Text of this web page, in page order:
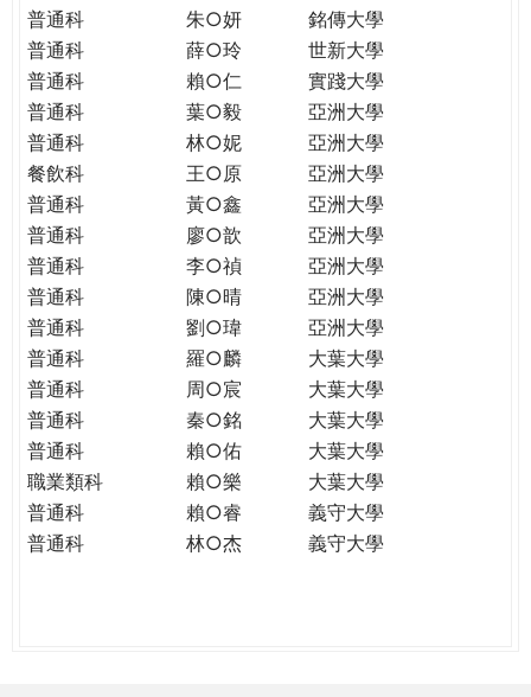
普通科
朱○妍
銘傳大學
普通科
薛○玲
世新大學
普通科
賴○仁
實踐大學
普通科
葉○毅
亞洲大學
普通科
林○妮
亞洲大學
餐飲科
王○原
亞洲大學
普通科
黃○鑫
亞洲大學
普通科
廖○歆
亞洲大學
普通科
李○禎
亞洲大學
普通科
陳○晴
亞洲大學
普通科
劉○瑋
亞洲大學
普通科
羅○麟
大葉大學
普通科
周○宸
大葉大學
普通科
秦○銘
大葉大學
普通科
賴○佑
大葉大學
職業類科
賴○樂
大葉大學
普通科
賴○睿
義守大學
普通科
林○杰 義守大學